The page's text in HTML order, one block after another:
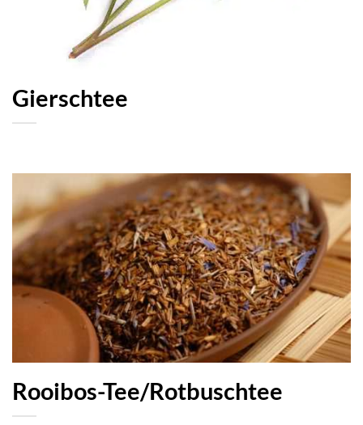
Gierschtee
Rooibos-Tee/Rotbuschtee